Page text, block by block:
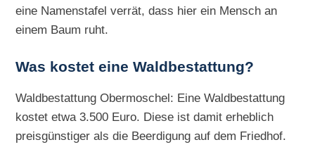
eine Namenstafel verrät, dass hier ein Mensch an
einem Baum ruht.
Was kostet eine Waldbestattung?
Waldbestattung Obermoschel: Eine Waldbestattung
kostet etwa 3.500 Euro. Diese ist damit erheblich
preisgünstiger als die Beerdigung auf dem Friedhof.